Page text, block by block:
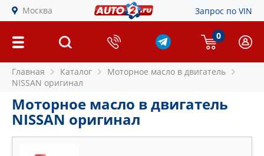
Москва Запрос по VIN
0
Главная Каталог
Моторное масло в двигатель
NISSAN оригинал
Моторное масло в двигатель
NISSAN оригинал